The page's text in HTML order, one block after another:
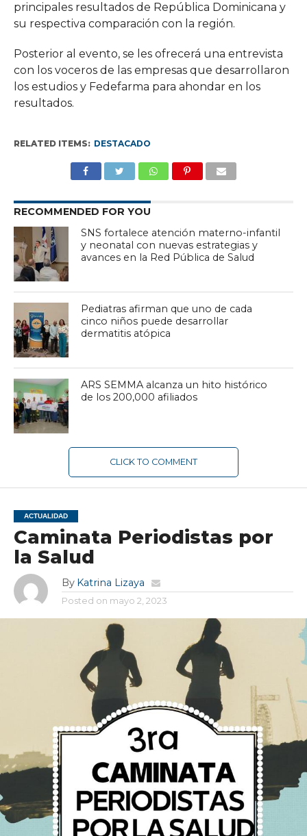
principales resultados de República Dominicana y
su respectiva comparación con la región.
Posterior al evento, se les ofrecerá una entrevista
con los voceros de las empresas que desarrollaron
los estudios y Fedefarma para ahondar en los
resultados.
RELATED ITEMS: DESTACADO
RECOMMENDED FOR YOU
SNS fortalece atención materno-infantil
y neonatal con nuevas estrategias y
avances en la Red Pública de Salud
Pediatras afirman que uno de cada
cinco niños puede desarrollar
dermatitis atópica
ARS SEMMA alcanza un hito histórico
de los 200,000 afiliados
CLICK TO COMMENT
ACTUALIDAD
Caminata Periodistas por
la Salud
By Katrina Lizaya
Posted on mayo 2, 2023